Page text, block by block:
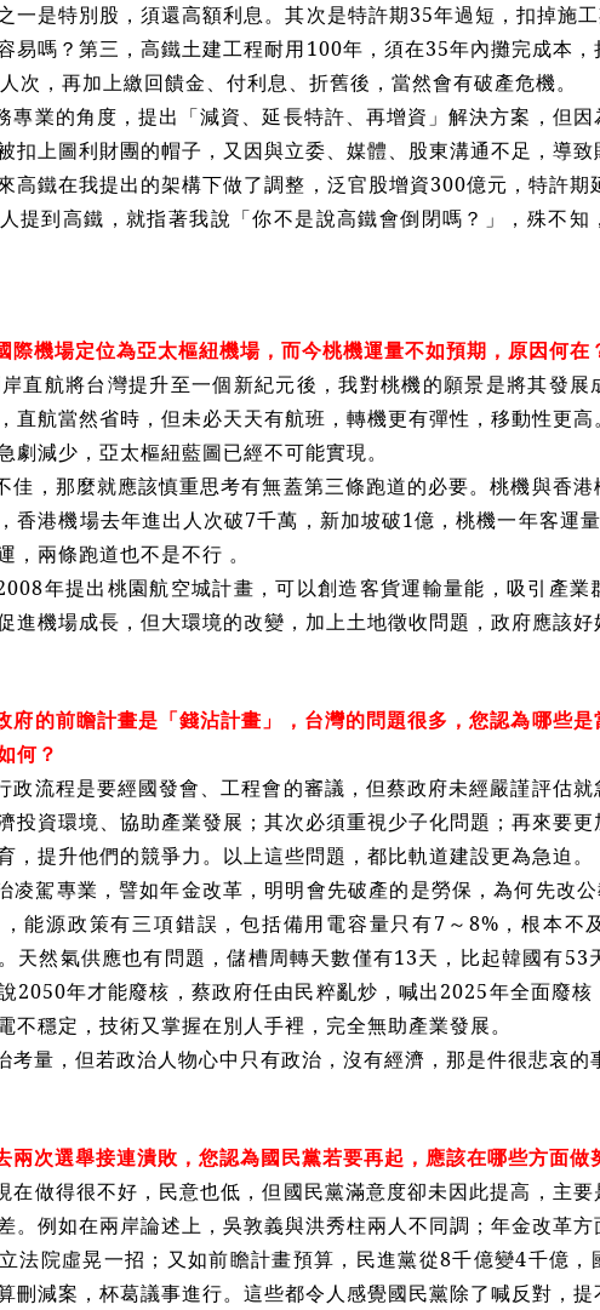
一是特別股，須還高額利息。其次是特許期35年過短，扣掉施
易嗎？第三，高鐵土建工程耐用100年，須在35年內攤完成本
次，再加上繳回饋金、付利息、折舊後，當然會有破產危機。
專業的角度，提出「減資、延長特許、再增資」解決方案，但
扣上圖利財團的帽子，又因與立委、媒體、股東溝通不足，導
高鐵在我提出的架構下做了調整，泛官股增資300億元，特許期
提到高鐵，就指著我說「你不是說高鐵會倒閉嗎？」，殊不知
際機場定位為亞太樞紐機場，而今桃機運量不如預期，原因何在
直航將台灣提升至一個新紀元後，我對桃機的願景是將其發展
直航當然省時，但未必天天有航班，轉機更有彈性，移動性更
劇減少，亞太樞紐藍圖已經不可能實現。
佳，那麼就應該慎重思考有無蓋第三條跑道的必要。桃機與香
香港機場去年進出人次破7千萬，新加坡破1億，桃機一年客運
，兩條跑道也不是不行 。
年提出桃園航空城計畫，可以創造客貨運輸量能，吸引產業
進機場成長，但大環境的改變，加上土地徵收問題，政府應該好
府的前瞻計畫是「錢沾計畫」，台灣的問題很多，您認為哪些
何？
政流程是要經國發會、工程會的審議，但蔡政府未經嚴謹評估
投資環境、協助產業發展；其次必須重視少子化問題；再來要
，提升他們的競爭力。以上這些問題，都比軌道建設更為急迫。
凌駕專業，譬如年金改革，明明會先破產的是勞保，為何先改
能源政策有三項錯誤，包括備用電容量只有7～8%，根本不
天然氣供應也有問題，儲槽周轉天數僅有13天，比起韓國有53
2050年才能廢核，蔡政府任由民粹亂炒，喊出2025年全面廢核
不穩定，技術又掌握在別人手裡，完全無助產業發展。
考量，但若政治人物心中只有政治，沒有經濟，那是件很悲哀的
兩次選舉接連潰敗，您認為國民黨若要再起，應該在哪些方面做
在做得很不好，民意也低，但國民黨滿意度卻未因此提高，主
。例如在兩岸論述上，吳敦義與洪秀柱兩人不同調；年金改革
法院虛晃一招；又如前瞻計畫預算，民進黨從8千億變4千億，
刪減案，杯葛議事進行。這些都令人感覺國民黨除了喊反對，